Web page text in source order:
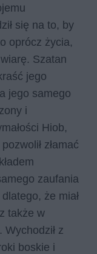
się na to, by
oprócz życia,
Szatan
jego
jego samego
i
Hiob,
złamać
zaufania
że miał
także w
Wychodził z
boskie i